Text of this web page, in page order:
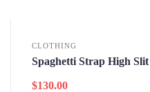
CLOTHING
Spaghetti Strap High
$130.00